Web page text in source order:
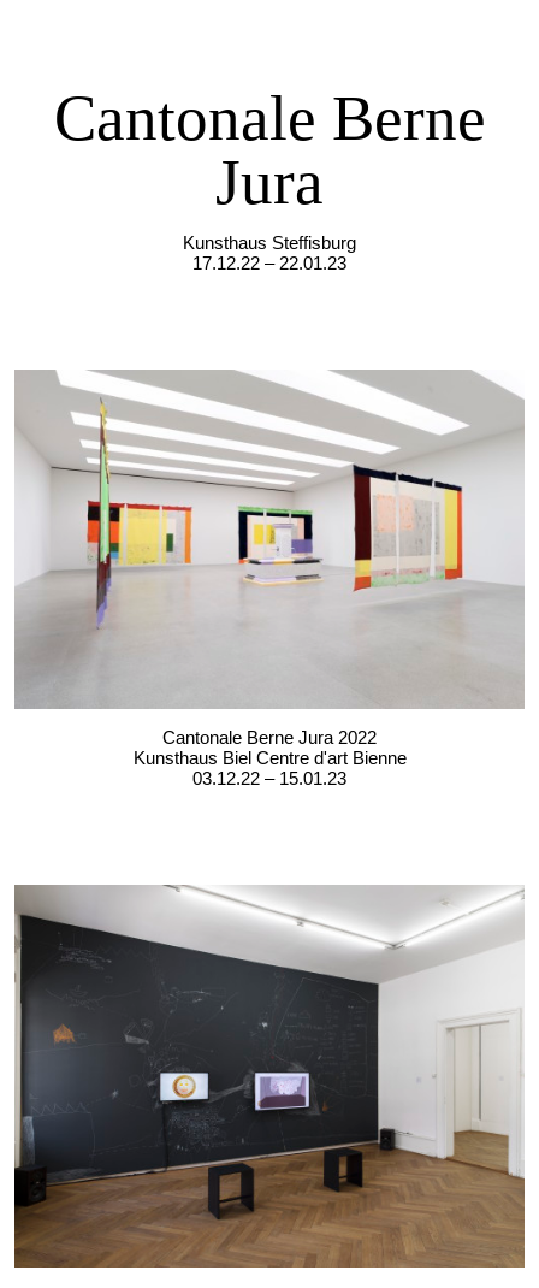
Cantonale Berne
Jura
Kunsthaus Steffisburg
17.12.22 – 22.01.23
Cantonale Berne Jura 2022
Kunsthaus Biel Centre d'art Bienne
03.12.22 – 15.01.23